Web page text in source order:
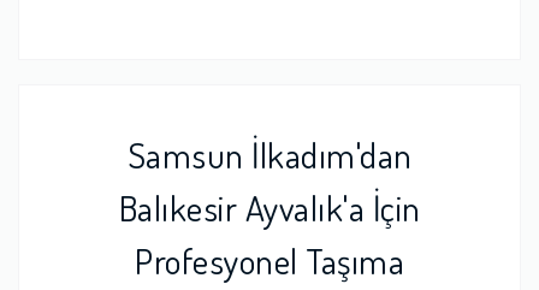
Samsun İlkadım'dan
Balıkesir Ayvalık'a İçin
Profesyonel Taşıma